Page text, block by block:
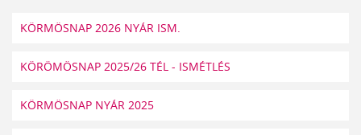
KÖRMÖSNAP 2026 NYÁR ISM.
KÖRÖMÖSNAP 2025/26 TÉL - ISMÉTLÉS
KÖRMÖSNAP NYÁR 2025